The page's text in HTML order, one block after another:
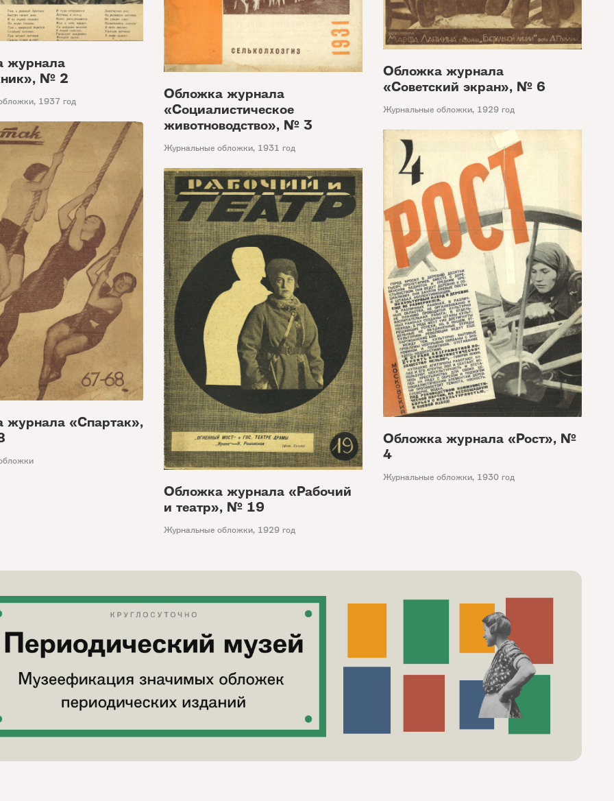
журнала
№ 2
, 1937 год
Обложка журнала
«Социалистическое
животноводство», № 3
Журнальные обложки, 1931 год
Обложка журнала
«Советский экран», № 6
Журнальные обложки, 1929 год
журнала «Спартак»,
Обложка журнала «Рост», №
4
Журнальные обложки, 1930 год
Обложка журнала «Рабочий
и театр», № 19
Журнальные обложки, 1929 год